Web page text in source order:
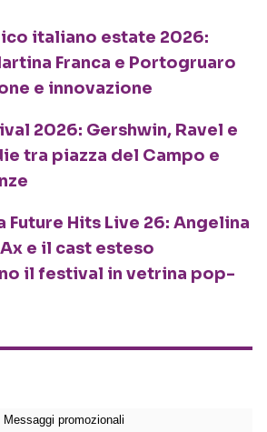
italiano estate 2026:
Franca e Portogruaro
e innovazione
2026: Gershwin, Ravel e
tra piazza del Campo e
Future Hits Live 26: Angelina
e il cast esteso
il festival in vetrina pop-